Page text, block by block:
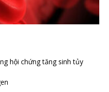
hội chứng tăng sinh tủy